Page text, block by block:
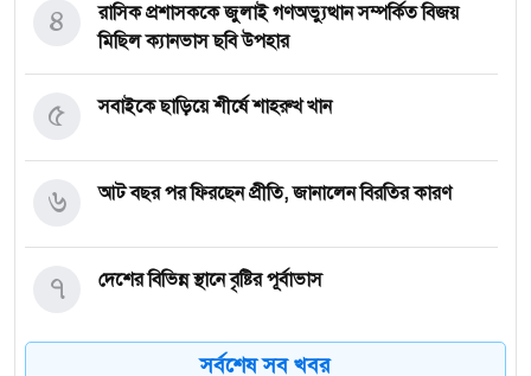
রাসিক প্রশাসককে জুলাই গণঅভ্যুত্থান সম্পর্কিত বিজয়
মিছিল ক্যানভাস ছবি উপহার
৪
সবাইকে ছাড়িয়ে শীর্ষে শাহরুখ খান
৫
আট বছর পর ফিরছেন প্রীতি, জানালেন বিরতির কারণ
৬
দেশের বিভিন্ন স্থানে বৃষ্টির পূর্বাভাস
৭
নগরীর উন্নয়নমূলক কাজের অগ্রগতি পর্যালোচনা সভায়
সর্বশেষ সব খবর